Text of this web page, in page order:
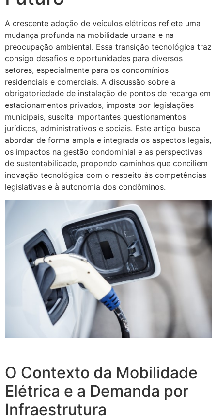
A crescente adoção de veículos elétricos reflete uma
mudança profunda na mobilidade urbana e na
preocupação ambiental. Essa transição tecnológica traz
consigo desafios e oportunidades para diversos
setores, especialmente para os condomínios
residenciais e comerciais. A discussão sobre a
obrigatoriedade de instalação de pontos de recarga em
estacionamentos privados, imposta por legislações
municipais, suscita importantes questionamentos
jurídicos, administrativos e sociais. Este artigo busca
abordar de forma ampla e integrada os aspectos legais,
os impactos na gestão condominial e as perspectivas
de sustentabilidade, propondo caminhos que conciliem
inovação tecnológica com o respeito às competências
legislativas e à autonomia dos condôminos.
O Contexto da Mobilidade
Elétrica e a Demanda por
Infraestrutura